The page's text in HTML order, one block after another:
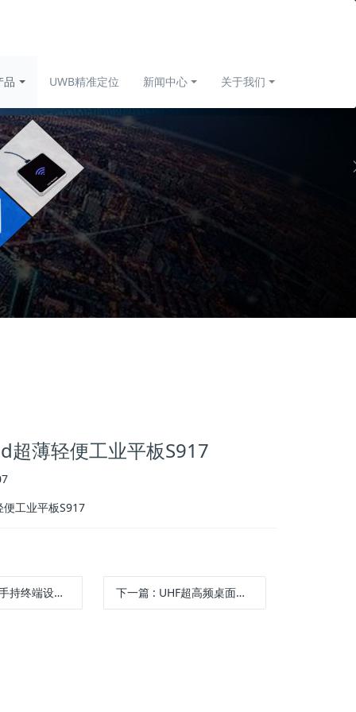
品 UWB精准定位 新闻中心 关于我们
超薄轻便工业平板S917
工业平板S917
寸手持pad工业采集器高精度GPS定位RFD-9917 下一篇 : UHF超高频桌面式发卡器RFD5004